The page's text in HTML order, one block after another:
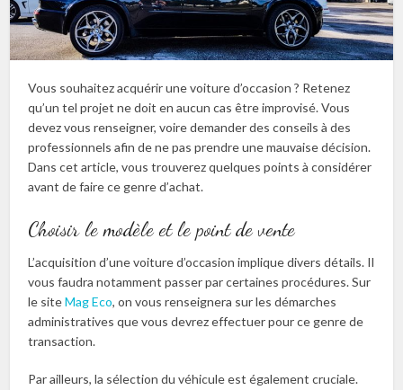
Vous souhaitez acquérir une voiture d’occasion ? Retenez
qu’un tel projet ne doit en aucun cas être improvisé. Vous
devez vous renseigner, voire demander des conseils à des
professionnels afin de ne pas prendre une mauvaise décision.
Dans cet article, vous trouverez quelques points à considérer
avant de faire ce genre d’achat.
Choisir le modèle et le point de vente
L’acquisition d’une voiture d’occasion implique divers détails. Il
vous faudra notamment passer par certaines procédures. Sur
le siteMag Eco, on vous renseignera sur les démarches
administratives que vous devrez effectuer pour ce genre de
transaction.
Par ailleurs, la sélection du véhicule est également cruciale.